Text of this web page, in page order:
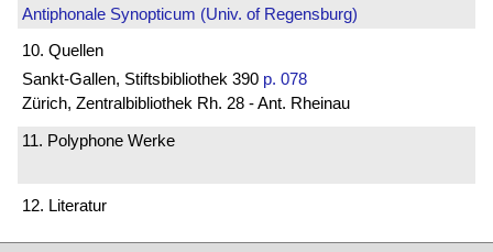
Antiphonale Synopticum (Univ. of Regensburg)
10. Quellen
Sankt-Gallen, Stiftsbibliothek 390 p. 078
Zürich, Zentralbibliothek Rh. 28 - Ant. Rheinau
11. Polyphone Werke
12. Literatur